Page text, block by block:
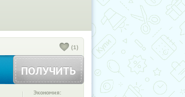
(1)
ПОЛУЧИТЬ
Экономия: